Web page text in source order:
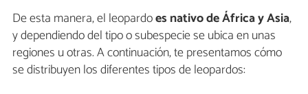
De esta manera, el leopardoes nativo de África y Asia,
y dependiendo del tipo o subespecie se ubica en unas
regiones u otras. A continuación, te presentamos cómo
se distribuyen los diferentes tipos de leopardos: